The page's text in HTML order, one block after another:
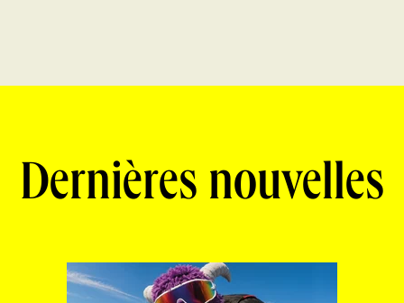
Dernières nouvelles